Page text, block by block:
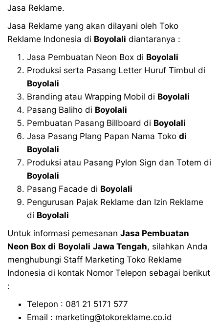
Jasa Reklame.
Jasa Reklame yang akan dilayani oleh Toko
Reklame Indonesia di Boyolali diantaranya :
Jasa Pembuatan Neon Box di Boyolali
Produksi serta Pasang Letter Huruf Timbul di
Boyolali
Branding atau Wrapping Mobil di Boyolali
Pasang Baliho di Boyolali
Pembuatan Pasang Billboard di Boyolali
Jasa Pasang Plang Papan Nama Toko di
Boyolali
Produksi atau Pasang Pylon Sign dan Totem di
Boyolali
Pasang Facade di Boyolali
Pengurusan Pajak Reklame dan Izin Reklame
di Boyolali
Untuk informasi pemesanan Jasa Pembuatan
Neon Box di Boyolali Jawa Tengah, silahkan Anda
menghubungi Staff Marketing Toko Reklame
Indonesia di kontak Nomor Telepon sebagai berikut
:
Telepon : 081 21 5171 577
Email : marketing@tokoreklame.co.id